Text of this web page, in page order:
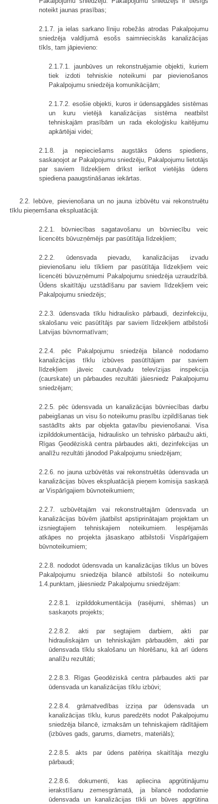
noteikt jaunas prasības;
2.1.7. ja ielas sarkano līniju robežās atrodas Pakalpojumu
sniedzēja valdījumā esošs saimnieciskās kanalizācijas
tīkls, tam jāpievieno:
2.1.7.1. jaunbūves un rekonstruējamie objekti, kuriem
tiek izdoti tehniskie noteikumi par pievienošanos
Pakalpojumu sniedzēja komunikācijām;
2.1.7.2. esošie objekti, kuros ir ūdensapgādes sistēmas
un kuru vietējā kanalizācijas sistēma neatbilst
tehniskajām prasībām un rada ekoloģisku kaitējumu
apkārtējai videi;
2.1.8. ja nepieciešams augstāks ūdens spiediens,
saskaņojot ar Pakalpojumu sniedzēju, Pakalpojumu lietotājs
par saviem līdzekļiem drīkst ierīkot vietējās ūdens
spiediena paaugstināšanas iekārtas.
2.2. Iebūve, pievienošana un no jauna izbūvētu vai rekonstruētu
tīklu pieņemšana ekspluatācijā:
2.2.1. būvniecības sagatavošanu un būvniecību veic
licencēts būvuzņēmējs par pasūtītāja līdzekļiem;
2.2.2. ūdensvada pievadu, kanalizācijas izvadu
pievienošanu ielu tīkliem par pasūtītāja līdzekļiem veic
licencēti būvuzņēmumi Pakalpojumu sniedzēja uzraudzībā.
Ūdens skaitītāju uzstādīšanu par saviem līdzekļiem veic
Pakalpojumu sniedzējs;
2.2.3. ūdensvada tīklu hidraulisko pārbaudi, dezinfekciju,
skalošanu veic pasūtītājs par saviem līdzekļiem atbilstoši
Latvijas būvnormatīvam;
2.2.4. pēc Pakalpojumu sniedzēja bilancē nododamo
kanalizācijas tīklu izbūves pasūtītājam par saviem
līdzekļiem jāveic cauruļvadu televīzijas inspekcija
(caurskate) un pārbaudes rezultāti jāiesniedz Pakalpojumu
sniedzējam;
2.2.5. pēc ūdensvada un kanalizācijas būvniecības darbu
pabeigšanas un visu šo noteikumu prasību izpildīšanas tiek
sastādīts akts par objekta gatavību pievienošanai. Visa
izpilddokumentācija, hidraulisko un tehnisko pārbaužu akti,
Rīgas Ģeodēziskā centra pārbaudes akti, dezinfekcijas un
analīžu rezultāti jānodod Pakalpojumu sniedzējam;
2.2.6. no jauna uzbūvētās vai rekonstruētās ūdensvada un
kanalizācijas būves ekspluatācijā pieņem komisija saskaņā
ar Vispārīgajiem būvnoteikumiem;
2.2.7. uzbūvētajām vai rekonstruētajām ūdensvada un
kanalizācijas būvēm jāatbilst apstiprinātajam projektam un
izsniegtajiem tehniskajiem noteikumiem. Iespējamās
atkāpes no projekta jāsaskaņo atbilstoši Vispārīgajiem
būvnoteikumiem;
2.2.8. nododot ūdensvada un kanalizācijas tīklus un būves
Pakalpojumu sniedzēja bilancē atbilstoši šo noteikumu
1.4.punktam, jāiesniedz Pakalpojumu sniedzējam:
2.2.8.1. izpilddokumentācija (rasējumi, shēmas) un
saskaņots projekts;
2.2.8.2. akti par segtajiem darbiem, akti par
hidrauliskajām un tehniskajām pārbaudēm, akti par
ūdensvada tīklu skalošanu un hlorēšanu, kā arī ūdens
analīžu rezultāti;
2.2.8.3. Rīgas Ģeodēziskā centra pārbaudes akti par
ūdensvada un kanalizācijas tīklu izbūvi;
2.2.8.4. grāmatvedības izziņa par ūdensvada un
kanalizācijas tīklu, kurus paredzēts nodot Pakalpojumu
sniedzēja bilancē, izmaksām un tehniskajiem rādītājiem
(izbūves gads, garums, diametrs, materiāls);
2.2.8.5. akts par ūdens patēriņa skaitītāja mezglu
pārbaudi;
2.2.8.6. dokumenti, kas apliecina apgrūtinājumu
ierakstīšanu zemesgrāmatā, ja bilancē nododamie
ūdensvada un kanalizācijas tīkli un būves apgrūtina